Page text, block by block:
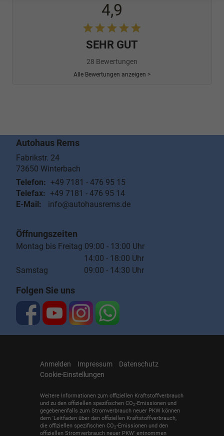
4,9
SEHR GUT
28 Bewertungen
Alle Bewertungen anzeigen >
Autohaus Rems
Fabrikstr. 24
73650 Winterbach
Telefon: +49 7181 - 476 95 15
Telefax: +49 7181 - 476 95 14
E-Mail:
info@autohausrems.de
Öffnungszeiten
Montag bis Freitag 09:00 - 13:00 Uhr
14:00 - 18:00 Uhr
Samstag 09:00 - 14:30 Uhr
Folgen Sie uns
Anmelden Impressum
Datenschutz
Cookie-Einstellungen
Weitere Informationen zum offiziellen Kraftstoffverbrauch
und zu den offiziellen spezifischen CO2-Emissionen und
gegebenenfalls zum Stromverbrauch neuer PKW können
dem 'Leitfaden über den offiziellen Kraftstoffverbrauch,
die offiziellen spezifischen CO2-Emissionen und den
offiziellen Stromverbrauch neuer PKW' entnommen